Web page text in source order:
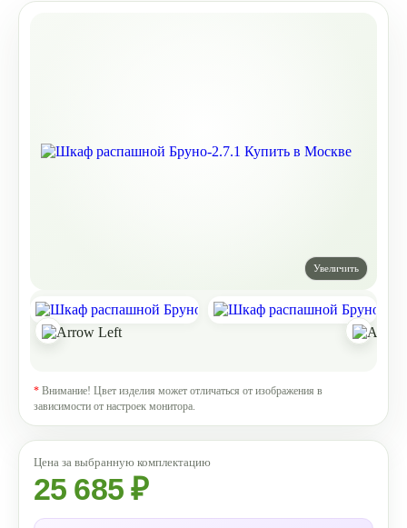
* Внимание! Цвет изделия может отличаться от изображения в
зависимости от настроек монитора.
25 685 ₽